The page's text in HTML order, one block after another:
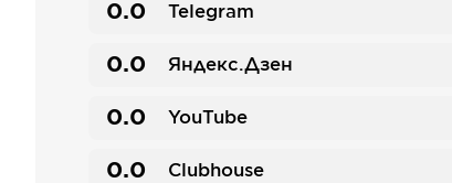
0.0 Telegram
0.0 Яндекс.Дзен
0.0 YouTube
0.0 Clubhouse